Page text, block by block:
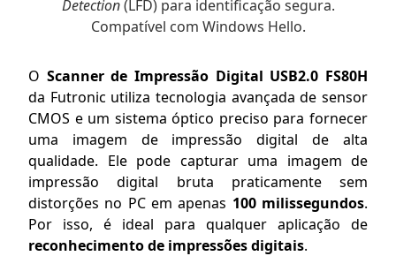
Detection(LFD) para identificação segura.
Compatível com Windows Hello.
O Scanner de Impressão Digital USB2.0 FS80H
da Futronic utiliza tecnologia avançada de sensor
CMOS e um sistema óptico preciso para fornecer
uma imagem de impressão digital de alta
qualidade. Ele pode capturar uma imagem de
impressão digital bruta praticamente sem
distorções no PC em apenas 100 milissegundos.
Por isso, é ideal para qualquer aplicação de
reconhecimento de impressões digitais.